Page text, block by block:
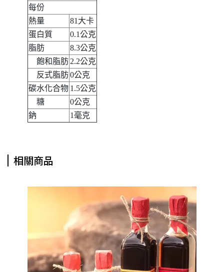
每份
熱量
81大卡
蛋白質
0.1公克
脂肪
8.3公克
飽和脂肪 2.2公克
反式脂肪0公克
碳水化合物 1.5公克
糖
0公克
鈉
1毫克
相關商品